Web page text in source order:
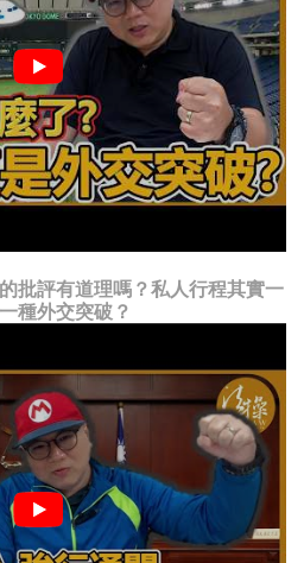
批評有道理嗎？私人行程其實一
種外交突破？